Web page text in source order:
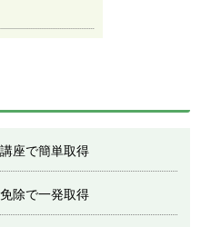
座で簡単取得
除で一発取得